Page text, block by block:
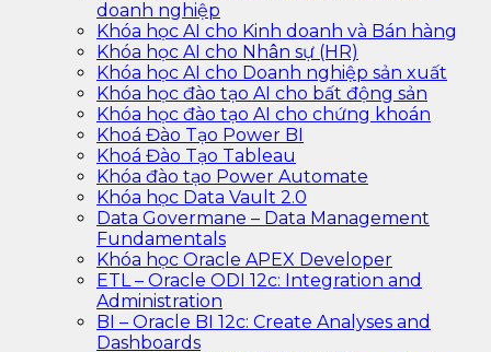
doanh nghiệp
Khóa học AI cho Kinh doanh và Bán hàng
Khóa học AI cho Nhân sự (HR)
Khóa học AI cho Doanh nghiệp sản xuất
Khóa học đào tạo AI cho bất động sản
Khóa học đào tạo AI cho chứng khoán
Khoá Đào Tạo Power BI
Khoá Đào Tạo Tableau
Khóa đào tạo Power Automate
Khóa học Data Vault 2.0
Data Govermane – Data Management
Fundamentals
Khóa học Oracle APEX Developer
ETL – Oracle ODI 12c: Integration and
Administration
BI – Oracle BI 12c: Create Analyses and
Dashboards